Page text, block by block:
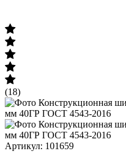
(18)
Артикул: 101659